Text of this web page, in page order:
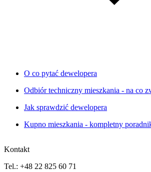
O co pytać dewelopera
Odbiór techniczny mieszkania - na co
Jak sprawdzić dewelopera
Kupno mieszkania - kompletny
Kontakt
Tel.: +48 22 825 60 71